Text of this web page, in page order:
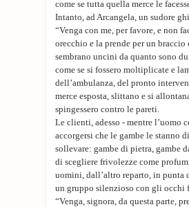
come se tutta quella merce le
Intanto, ad Arcangela, un sudore
“Venga con me, per favore, e non
orecchio e la prende per un
sembrano uncini da quanto sono
come se si fossero moltiplicate e
dell’ambulanza, del pronto
merce esposta, slittano e si
spingessero contro le pareti.
Le clienti, adesso - mentre l’uomo
accorgersi che le gambe le stanno
sollevare: gambe di pietra, gambe
di scegliere frivolezze come
uomini, dall’altro reparto, in
un gruppo silenzioso con gli occhi
“Venga, signora, da questa parte,